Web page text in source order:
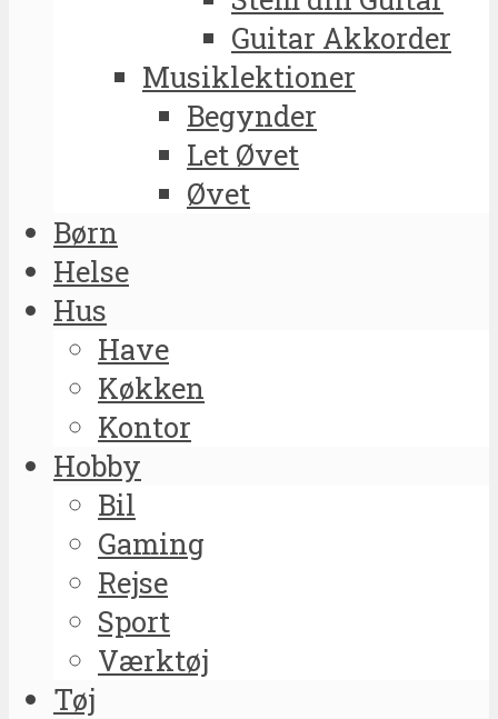
Guitar Akkorder
Musiklektioner
Begynder
Let Øvet
Øvet
Børn
Helse
Hus
Have
Køkken
Kontor
Hobby
Bil
Gaming
Rejse
Sport
Værktøj
Tøj